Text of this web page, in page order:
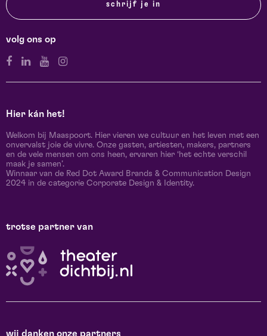
schrijf je in
volg ons op
Hier kán het!
Welkom bij Maaspoort. Hier vieren we cultuur en het leven met een
onvervalst joie de vivre. Onze gasten, artiesten, makers, partners
en de vele mensen om ons heen, ervaren hier ‘het echte verschil
maak je samen’.
Winnaar van de Red Dot Award Brands & Communication Design
2024 in de categorie Corporate Design & Identity.
trotse partner van
wij danken onze partners